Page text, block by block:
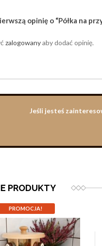
opinię o “Półka na
zalogowanyaby dodać opinię.
Jeśli jesteś
PRODUKTY
PROMOCJA!